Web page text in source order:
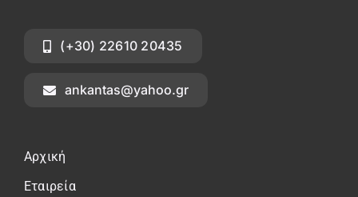
(+30) 22610 20435
ankantas@yahoo.gr
Αρχική
Εταιρεία